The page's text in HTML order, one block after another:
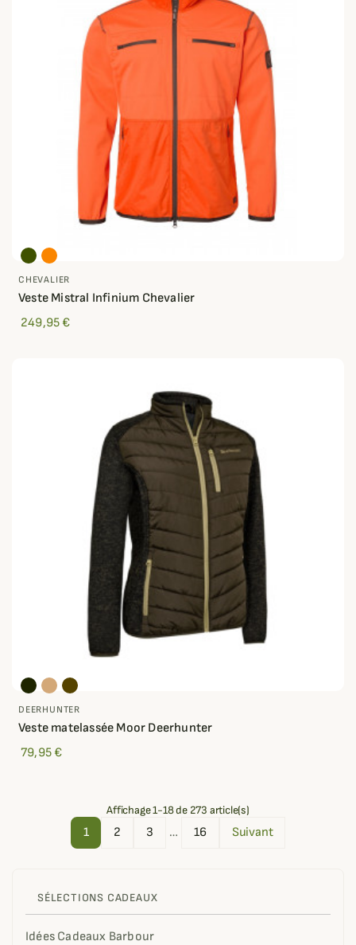
SÉLECTIONS CADEAUX
Idées Cadeaux Barbour
CHEVALIER
Veste Mistral Infinium Chevalier
249,95 €
DEERHUNTER
Veste matelassée Moor Deerhunter
79,95 €
Affichage 1-18 de 273 article(s)
1 2 3 … 16 Suivant